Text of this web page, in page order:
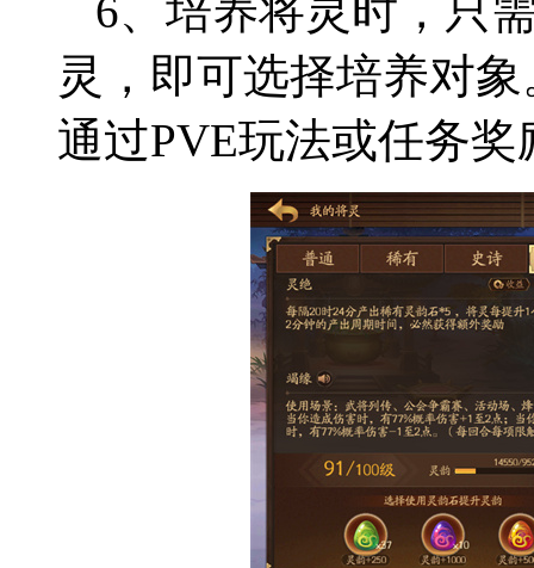
6、培养将灵时，只
灵，即可选择培养对
通过PVE玩法或任务奖